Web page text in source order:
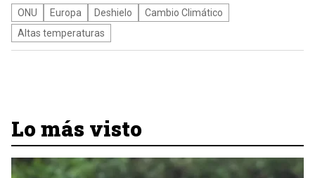
ONU Europa Deshielo
Cambio Climático
Altas temperaturas
Lo más visto